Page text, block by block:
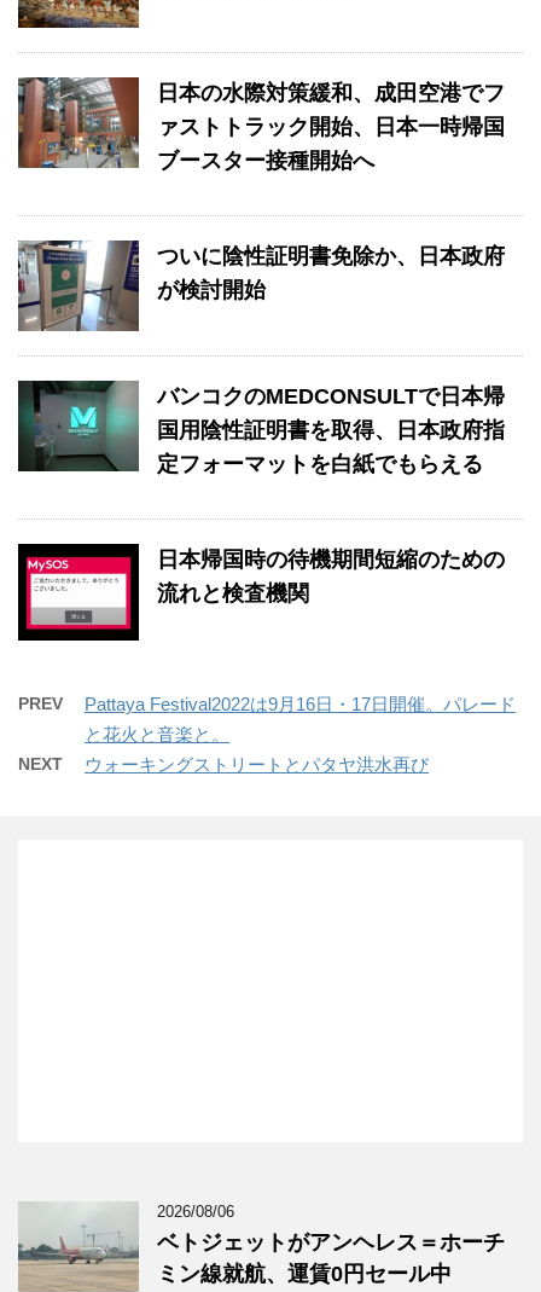
日本の水際対策緩和、成田空港でフ
ァストトラック開始、日本一時帰国
ブースター接種開始へ
ついに陰性証明書免除か、日本政府
が検討開始
バンコクのMEDCONSULTで日本帰
国用陰性証明書を取得、日本政府指
定フォーマットを白紙でもらえる
日本帰国時の待機期間短縮のための
流れと検査機関
PREV
Pattaya Festival2022は9月16日・17日開催。パレード
と花火と音楽と。
NEXT ウォーキングストリートとパタヤ洪水再び
2026/08/06
ベトジェットがアンヘレス＝ホーチ
ミン線就航、運賃0円セール中